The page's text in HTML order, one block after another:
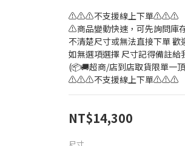
⚠️⚠️⚠️不支援線上下單⚠️⚠️⚠️
⚠️商品變動快速，可先詢問庫
不清楚尺寸或無法直接下單
如無選項選擇 尺寸記得備註給
(📦🚚超商/店到店取貨限單一
⚠️⚠️⚠️不支援線上下單⚠️⚠️⚠️
NT$14,300